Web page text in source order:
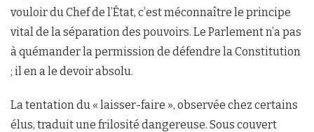
vouloir du Chef de l’État, c’est méconnaître le principe
vital de la séparation des pouvoirs. Le Parlement n’a pas
à quémander la permission de défendre la Constitution
; il en a le devoir absolu.
La tentation du « laisser-faire », observée chez certains
élus, traduit une frilosité dangereuse. Sous couvert